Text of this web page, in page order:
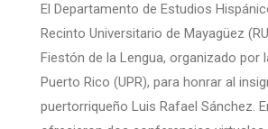
El Departamento de Estudios
Recinto Universitario de Mayagüez
Fiestón de la Lengua, organizado por
Puerto Rico (UPR), para honrar al
puertorriqueño Luis Rafael Sánchez.